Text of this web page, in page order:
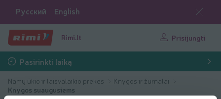
Русский English
Rimi.lt Prisijungti
Pasirinkti laiką
Namų ūkio ir laisvalaikio prekės
Knygos ir žurnalai
Knygos suaugusiems